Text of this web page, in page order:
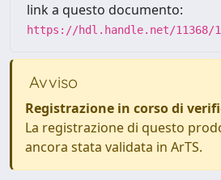
link a questo documento:
https://hdl.handle.net/11368/
Avviso
Registrazione in corso di
La registrazione di questo
ancora stata validata in ArTS.